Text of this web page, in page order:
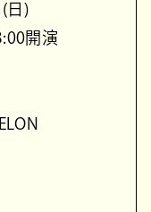
日)
開演